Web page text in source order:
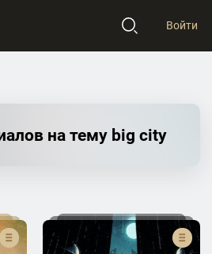
Войти
на тему big city